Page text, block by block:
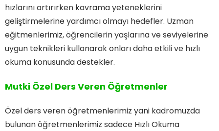
hızlarını artırırken kavrama yeteneklerini
geliştirmelerine yardımcı olmayı hedefler. Uzman
eğitmenlerimiz, öğrencilerin yaşlarına ve seviyelerine
uygun teknikleri kullanarak onları daha etkili ve hızlı
okuma konusunda destekler.
Mutki Özel Ders Veren Öğretmenler
Özel ders veren öğretmenlerimiz yani kadromuzda
bulunan öğretmenlerimiz sadece Hızlı Okuma